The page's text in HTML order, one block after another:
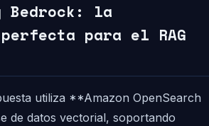
Bedrock: la
para el RAG
utiliza **Amazon OpenSearch
de datos vectorial, soportando